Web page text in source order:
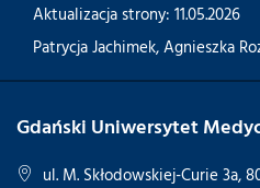
Aktualizacja strony: 11.05.2026
Patrycja Jachimek,Agnieszka
Gdański Uniwersytet
ul. M. Skłodowskiej-Curie 3a,